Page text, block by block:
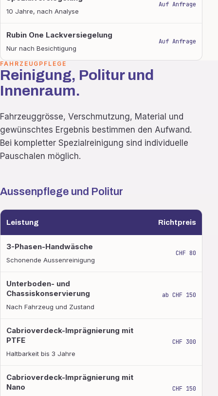
10 Jahre, nach Analyse
Auf Anfrage
Rubin One Lackversiegelung
Nur nach Besichtigung
Auf Anfrage
FAHRZEUGPFLEGE
Reinigung, Politur und
Innenraum.
Fahrzeuggrösse, Verschmutzung, Material und
gewünschtes Ergebnis bestimmen den Aufwand.
Bei kompletter Spezialreinigung sind individuelle
Pauschalen möglich.
Aussenpflege und Politur
Leistung Richtpreis
3-Phasen-Handwäsche
Schonende Aussenreinigung
CHF 80
Unterboden- und
Chassiskonservierung
Nach Fahrzeug und Zustand
ab CHF 150
Cabrioverdeck-Imprägnierung mit
PTFE
Haltbarkeit bis 3 Jahre
CHF 300
Cabrioverdeck-Imprägnierung mit
Nano
CHF 150